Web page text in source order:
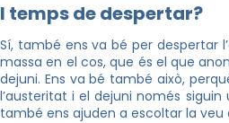
I temps de despertar?
Sí, també ens va bé per despertar
massa en el cos, que és el que
dejuni. Ens va bé també això,
l’austeritat i el dejuni només
també ens ajuden a escoltar la veu